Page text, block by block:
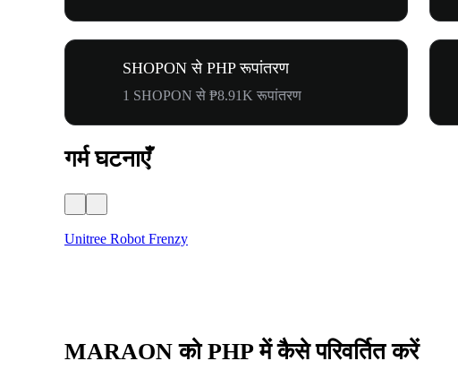
SHOPON से PHP रूपांतरण
1 SHOPON से ₱8.91K रूपांतरण
गर्म घटनाएँ
Unitree Robot Frenzy
MARAON को PHP में कैसे परिवर्तित करें